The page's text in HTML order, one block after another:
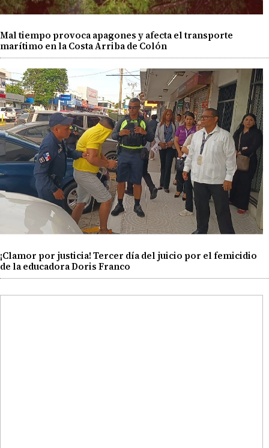
Mal tiempo provoca apagones y afecta el transporte
marítimo en la Costa Arriba de Colón
¡Clamor por justicia! Tercer día del juicio por el femicidio
de la educadora Doris Franco